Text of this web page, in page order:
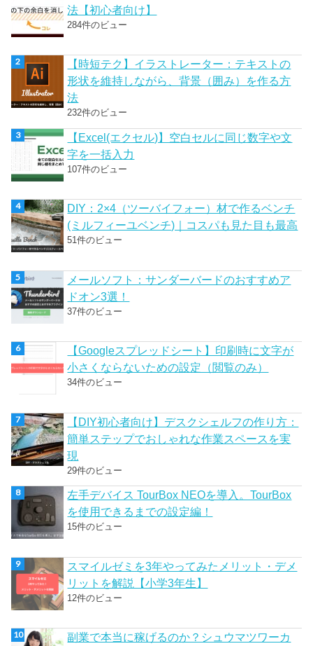
法【初心者向け】
284件のビュー
【時短テク】イラストレーター：テキストの
形状を維持しながら、背景（囲み）を作る方
法
232件のビュー
【Excel(エクセル)】空白セルに同じ数字や文
字を一括入力
107件のビュー
DIY：2×4（ツーバイフォー）材で作るベンチ
(ミルフィーユベンチ)｜コスパも見た目も最高
51件のビュー
メールソフト：サンダーバードのおすすめア
ドオン3選！
37件のビュー
【Googleスプレッドシート】印刷時に文字が
小さくならないための設定（閲覧のみ）
34件のビュー
【DIY初心者向け】デスクシェルフの作り方：
簡単ステップでおしゃれな作業スペースを実
現
29件のビュー
左手デバイス TourBox NEOを導入。TourBox
を使用できるまでの設定編！
15件のビュー
スマイルゼミを3年やってみたメリット・デメ
リットを解説【小学3年生】
12件のビュー
副業で本当に稼げるのか？シュウマツワーカ